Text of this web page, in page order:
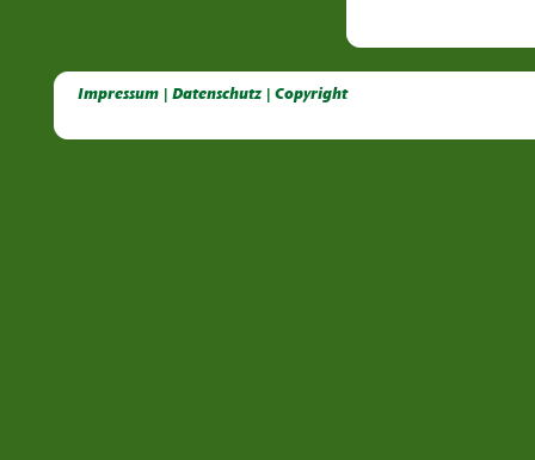
Impressum | Datenschutz | Copyright